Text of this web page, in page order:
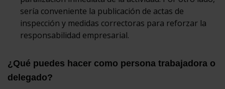
sería conveniente la publicación de actas de
inspección y medidas correctoras para reforzar la
responsabilidad empresarial.
¿Qué puedes hacer como persona trabajadora o
delegado?